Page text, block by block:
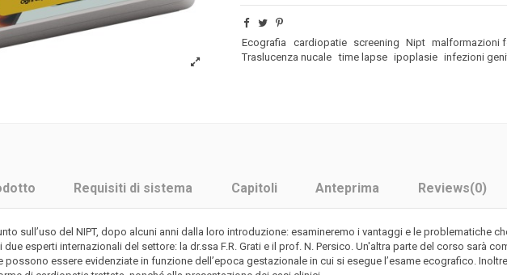
Ecografia cardiopatie screening Nipt malformazioni
Traslucenza nucale time lapse ipoplasie infezioni
Requisiti di sistema Capitoli Anteprima Reviews(0)
sull’uso del NIPT, dopo alcuni anni dalla loro introduzione: esamineremo i vantaggi e le problematiche
esperti internazionali del settore: la dr.ssa F.R. Grati e il prof. N. Persico. Un'altra parte del corso sarà
essere evidenziate in funzione dell’epoca gestazionale in cui si esegue l’esame ecografico.